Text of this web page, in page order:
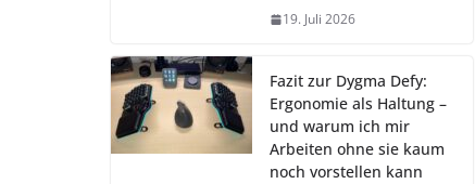
19. Juli 2026
Fazit zur Dygma Defy:
Ergonomie als Haltung –
und warum ich mir
Arbeiten ohne sie kaum
noch vorstellen kann